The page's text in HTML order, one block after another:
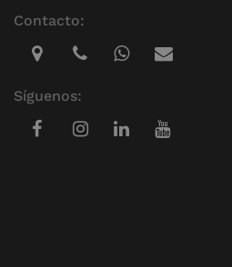
Contacto:
Síguenos: